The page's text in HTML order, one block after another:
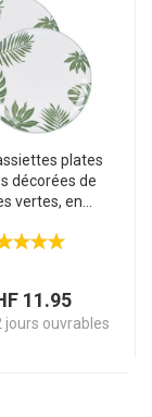
plates
décorées de
vertes, en
11.95
jours ouvrables